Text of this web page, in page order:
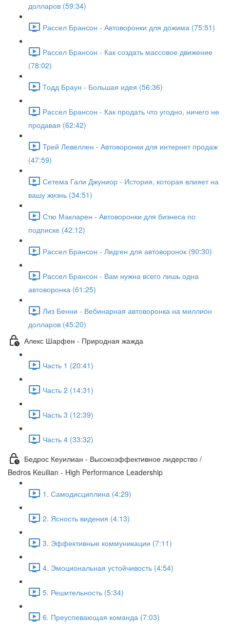
долларов (59:34)
Рассел Брансон - Автоворонки для дожима (75:51)
Рассел Брансон - Как создать массовое движение
(78:02)
Тодд Браун - Большая идея (56:36)
Рассел Брансон - Как продать что угодно, ничего не
продавая (62:42)
Трей Левеллен - Автоворонки для интернет продаж
(47:59)
Сетема Гали Джуниор - История, которая влияет на
вашу жизнь (34:51)
Стю Макларен - Автоворонки для бизнеса по
подписке (42:12)
Рассел Брансон - Лидген для автоворонок (90:30)
Рассел Брансон - Вам нужна всего лишь одна
автоворонка (61:25)
Лиз Бенни - Вебинарная автоворонка на миллион
долларов (45:20)
Алекс Шарфен - Природная жажда
Часть 1 (20:41)
Часть 2 (14:31)
Часть 3 (12:39)
Часть 4 (33:32)
Бедрос Кеуилиан - Высокоэффективное лидерство /
Bedros Keuilian - High Performance Leadership
1. Самодисциплина (4:29)
2. Ясность видения (4:13)
3. Эффективные коммуникации (7:11)
4. Эмоциональная устойчивость (4:54)
5. Решительность (5:34)
6. Преуспевающая команда (7:03)